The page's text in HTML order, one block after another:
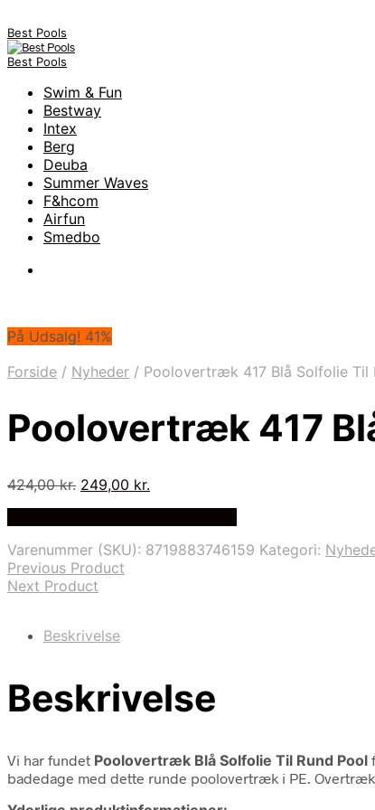
Best Pools
Best Pools
Swim & Fun
Bestway
Intex
Berg
Deuba
Summer Waves
F&hcom
Airfun
Smedbo
På Udsalg! 41%
Forside / Nyheder / Poolovertræk 417 Blå Solfolie Til
Poolovertræk 417
424,00kr. Den
424,00 kr..
249,00 kr.
249,00 kr..
Varenummer (SKU): 8719883746159 Kategori:
Previous Product
Next Product
Beskrivelse
Beskrivelse
Vi har fundet Poolovertræk Blå Solfolie Til Rund Pool
badedage med dette runde poolovertræk i PE.